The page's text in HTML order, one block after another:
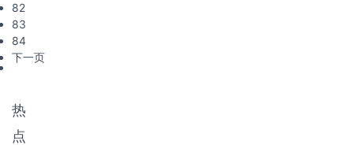
82
83
84
下一页
热
点